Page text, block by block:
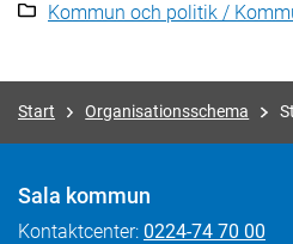
Kommun och politik /
Start Organisationsschema
Sala kommun
Kontaktcenter: 0224-74 70 00